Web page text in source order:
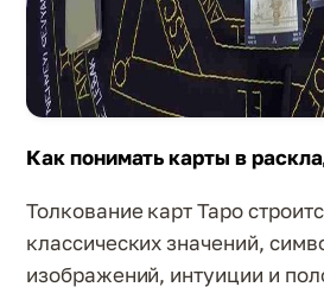
Как понимать карты в
Толкование карт Таро
классических значений,
изображений, интуиции и